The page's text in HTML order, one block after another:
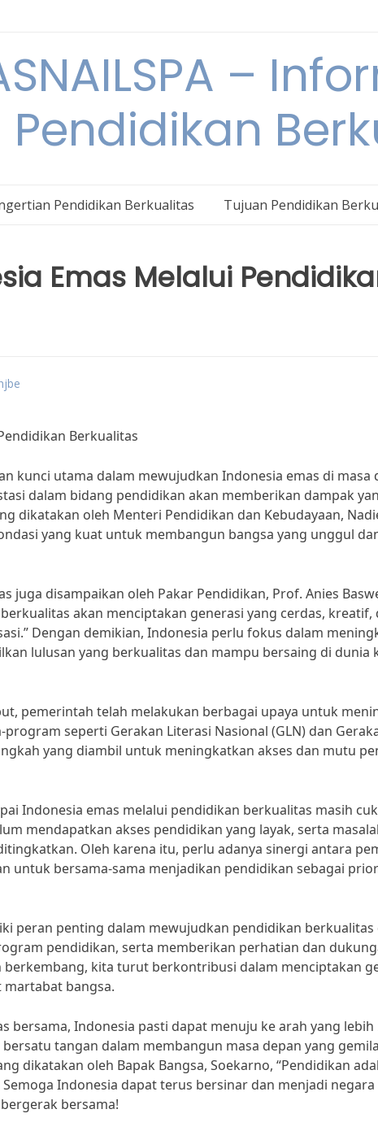
–
Pendidikan
Pendidikan Berkualitas Tujuan Pendidikan
Emas Melalui
Berkualitas
kunci utama dalam mewujudkan Indonesia emas di masa
dalam bidang pendidikan akan memberikan dampak
dikatakan oleh Menteri Pendidikan dan Kebudayaan,
yang kuat untuk membangun bangsa yang unggul
juga disampaikan oleh Pakar Pendidikan, Prof. Anies
akan menciptakan generasi yang cerdas, kreatif,
Dengan demikian, Indonesia perlu fokus dalam
lulusan yang berkualitas dan mampu bersaing di dunia
pemerintah telah melakukan berbagai upaya untuk
seperti Gerakan Literasi Nasional (GLN) dan
yang diambil untuk meningkatkan akses dan mutu
Indonesia emas melalui pendidikan berkualitas masih
mendapatkan akses pendidikan yang layak, serta
Oleh karena itu, perlu adanya sinergi antara
untuk bersama-sama menjadikan pendidikan sebagai
peran penting dalam mewujudkan pendidikan berkualitas
pendidikan, serta memberikan perhatian dan
kita turut berkontribusi dalam menciptakan
bangsa.
bersama, Indonesia pasti dapat menuju ke arah yang
tangan dalam membangun masa depan yang
dikatakan oleh Bapak Bangsa, Soekarno, “Pendidikan
Indonesia dapat terus bersinar dan menjadi negara
bersama!